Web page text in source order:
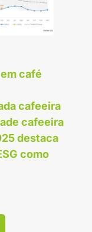
café
cafeeira
cafeeira
destaca
como